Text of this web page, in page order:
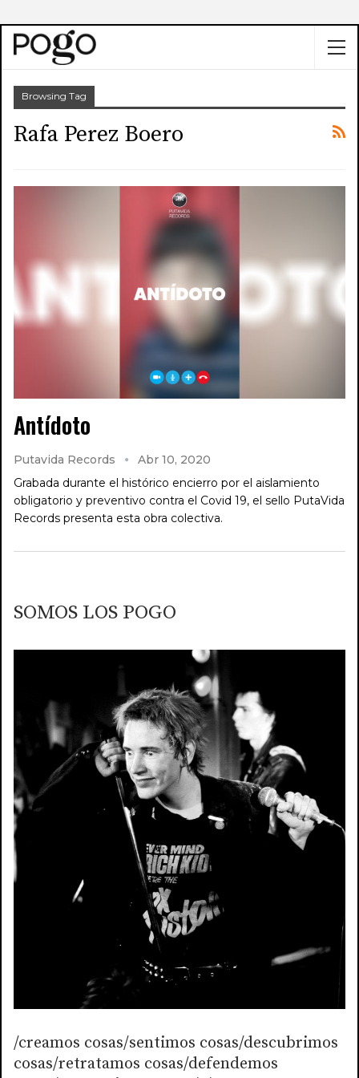
Browsing Tag
Rafa Perez Boero
Antídoto
Putavida Records
Abr 10, 2020
Grabada durante el histórico encierro por el aislamiento
obligatorio y preventivo contra el Covid 19, el sello PutaVida
Records presenta esta obra colectiva.
SOMOS LOS POGO
/creamos cosas/sentimos cosas/descubrimos
cosas/retratamos cosas/defendemos